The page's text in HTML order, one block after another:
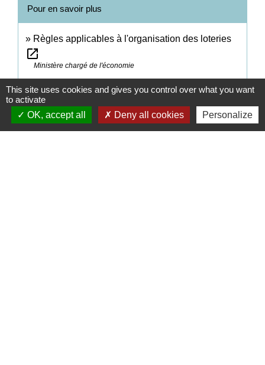
Pour en savoir plus
Règles applicables à l'organisation des loteries
open_in_new
Ministère chargé de l'économie
This site uses cookies and gives you control over what you want
to activate
OK, accept all
Deny all cookies Personalize